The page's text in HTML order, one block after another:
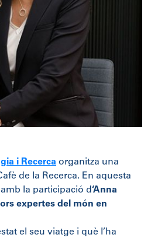
i Recerca organitza una
de la Recerca. En aquesta
la participació d‘Anna
expertes del món en
el seu viatge i què l’ha